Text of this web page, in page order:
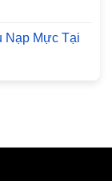
Nạp Mực Tại